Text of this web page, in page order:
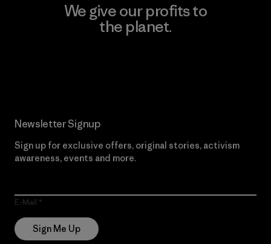
We give our profits to
the planet.
Newsletter Signup
Sign up for exclusive offers, original stories, activism
awareness, events and more.
E-Mail
Sign Me Up